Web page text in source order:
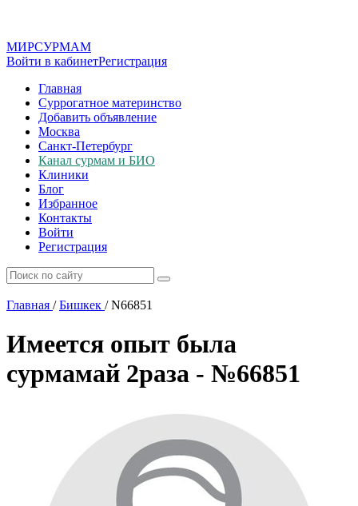
МИРСУРМАМ
Войти в кабинетРегистрация
Главная
Суррогатное материнство
Добавить объявление
Москва
Санкт-Петербург
Канал сурмам и БИО
Клиники
Блог
Избранное
Контакты
Войти
Регистрация
Главная / Бишкек /N66851
Имеется опыт была
сурмамай 2раза - №66851